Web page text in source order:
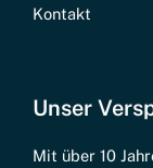
Kontakt
Unser
Mit über 10